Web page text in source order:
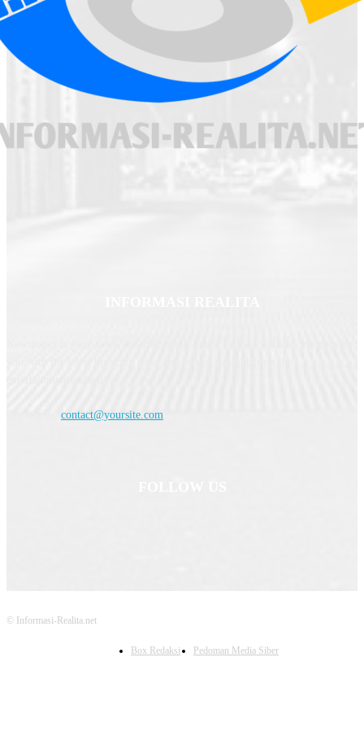
contact@yoursite.com
© Informasi-Realita.net
Box Redaksi Pedoman Media Siber